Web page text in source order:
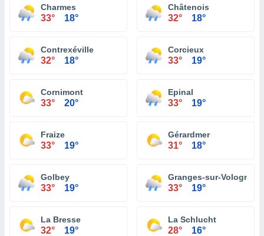
Charmes
33° 18°
Châtenois
32° 18°
Contrexéville
32° 18°
Corcieux
33° 19°
Cornimont
33° 20°
Epinal
33° 19°
Fraize
33° 19°
Gérardmer
31° 18°
Golbey
33° 19°
Granges-sur-Vologne
33° 19°
La Bresse
32° 19°
La Schlucht
28° 16°